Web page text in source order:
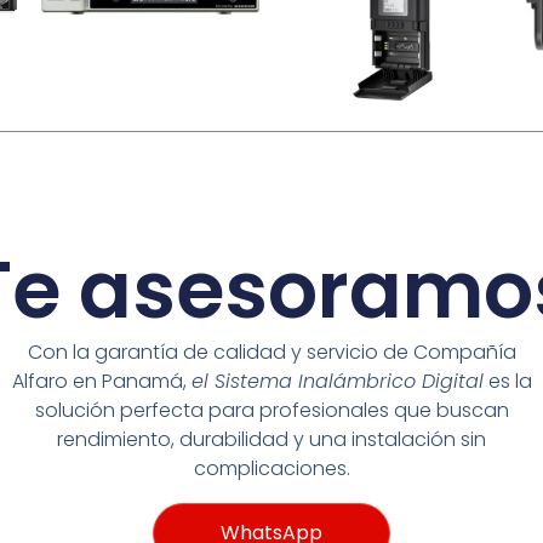
Con la garantía de calidad y servicio de Compañía
Alfaro en Panamá, el Sistema Inalámbrico Digitales la
solución perfecta para profesionales que buscan
rendimiento, durabilidad y una instalación sin
complicaciones.
WhatsApp